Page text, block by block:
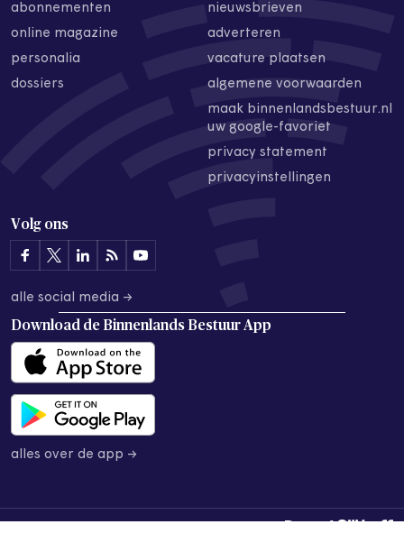
abonnementen
online magazine
personalia
dossiers
nieuwsbrieven
adverteren
vacature plaatsen
algemene voorwaarden
maak binnenlandsbestuur.nl
uw google-favoriet
privacy statement
privacyinstellingen
Volg ons
alle social media →
Download de Binnenlands Bestuur App
alles over de app →